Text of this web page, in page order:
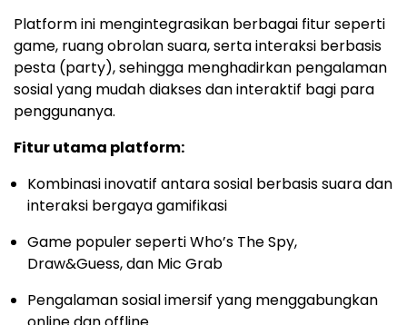
Platform ini mengintegrasikan berbagai fitur seperti
game, ruang obrolan suara, serta interaksi berbasis
pesta (party), sehingga menghadirkan pengalaman
sosial yang mudah diakses dan interaktif bagi para
penggunanya.
Fitur utama platform:
Kombinasi inovatif antara sosial berbasis suara dan
interaksi bergaya gamifikasi
Game populer seperti Who’s The Spy,
Draw&Guess, dan Mic Grab
Pengalaman sosial imersif yang menggabungkan